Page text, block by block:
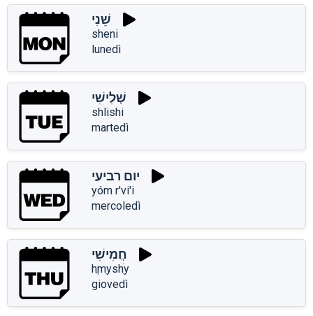
שֵׁנִי
sheni
lunedì
שְׁלִישִׁי
shlishi
martedì
יום רביעי
yóm r'vi'i
mercoledì
חֲמִישִׁי
hֲmִyshִׁy
giovedì